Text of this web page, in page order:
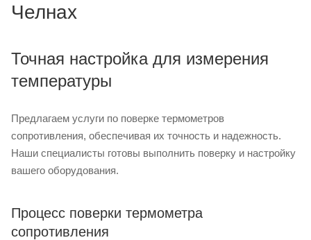
Челнах
Точная настройка для измерения
температуры
Предлагаем услуги по поверке термометров
сопротивления, обеспечивая их точность и надежность.
Наши специалисты готовы выполнить поверку и настройку
вашего оборудования.
Процесс поверки термометра
сопротивления